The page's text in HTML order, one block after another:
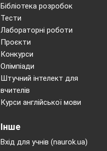
Бібліотека розробок
Тести
Лабораторні роботи
Проєкти
Конкурси
Олімпіади
Штучний інтелект для
вчителів
Курси англійської мови
Інше
Вхід для учнів (naurok.ua)